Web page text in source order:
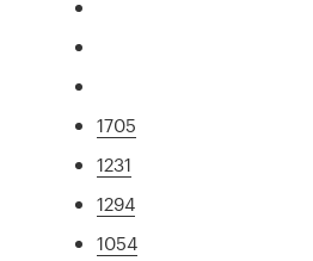
1705
1231
1294
1054